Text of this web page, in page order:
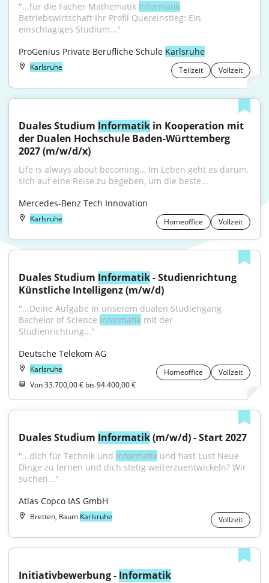
"...für die Fächer Mathematik Informatik
Betriebswirtschaft Ihr Profil Quereinstieg: Ein
einschlägiges Studium..."
ProGenius Private Berufliche Schule Karlsruhe
Karlsruhe Teilzeit Vollzeit
Duales Studium Informatik in Kooperation mit
der Dualen Hochschule Baden-Württemberg
2027 (m/w/d/x)
Life is always about becoming… Im Leben geht es darum,
sich auf eine Reise zu begeben, um die beste...
Mercedes-Benz Tech Innovation
Karlsruhe Homeoffice Vollzeit
Duales Studium Informatik - Studienrichtung
Künstliche Intelligenz (m/w/d)
"...Deine Aufgabe In unserem dualen Studiengang
Bachelor of Science Informatik mit der
Studienrichtung..."
Deutsche Telekom AG
Karlsruhe Homeoffice
Vollzeit
Von 33.700,00 € bis 94.400,00 €
Duales Studium Informatik (m/w/d) - Start 2027
"...dich für Technik und Informatik und hast Lust Neue
Dinge zu lernen und dich stetig weiterzuentwickeln? Wir
suchen..."
Atlas Copco IAS GmbH
Bretten, Raum Karlsruhe Vollzeit
Initiativbewerbung - Informatik